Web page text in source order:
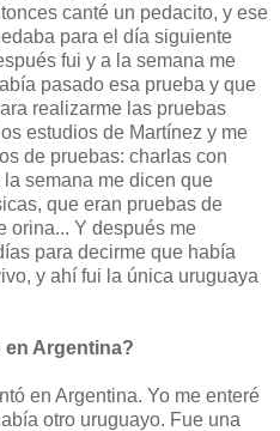
canté un pedacito, y ese
para el día siguiente
fui y a la semana me
pasado esa prueba y que
realizarme las pruebas
estudios de Martínez y me
de pruebas: charlas con
semana me dicen que
que eran pruebas de
orina... Y después me
para decirme que había
y ahí fui la única uruguaya
Argentina?
en Argentina. Yo me enteré
otro uruguayo. Fue una